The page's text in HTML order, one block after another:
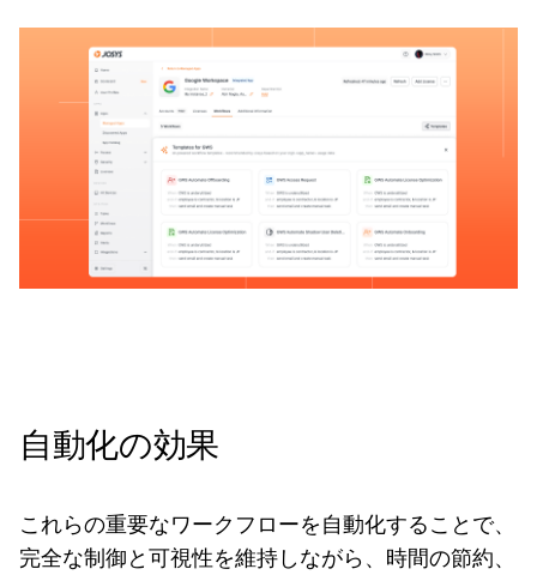
自動化の効果
これらの重要なワークフローを自動化することで、
完全な制御と可視性を維持しながら、時間の節約、